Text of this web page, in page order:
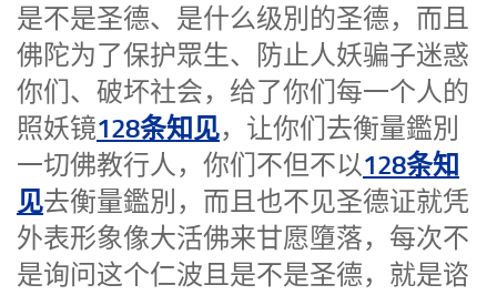
是不是圣德、是什么级別的圣德，而且
佛陀为了保护眾生、防止人妖骗子迷惑
你们、破坏社会，给了你们每一个人的
照妖镜128条知见，让你们去衡量鑑別
一切佛教行人，你们不但不以128条知
见去衡量鑑別，而且也不见圣德证就凭
外表形象像大活佛来甘愿墮落，每次不
是询问这个仁波且是不是圣德，就是谘